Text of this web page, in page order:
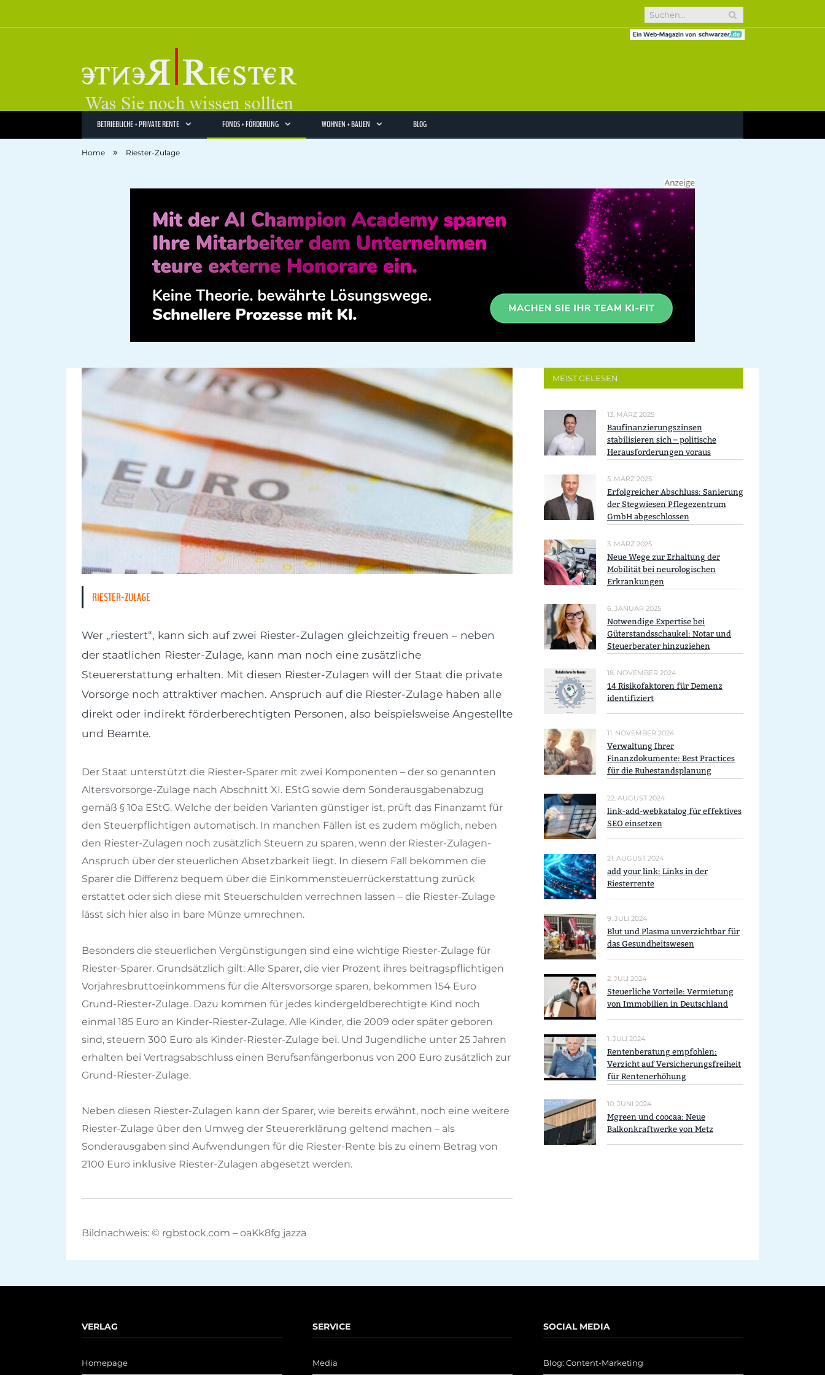
BETRIEBLICHE + PRIVATE RENTE FONDS + FÖRDERUNG WOHNEN + BAUEN BLOG
Home » Riester-Zulage
RIESTER-ZULAGE
Wer „riestert“, kann sich auf zwei Riester-Zulagen gleichzeitig freuen – neben
der staatlichen Riester-Zulage, kann man noch eine zusätzliche
Steuererstattung erhalten. Mit diesen Riester-Zulagen will der Staat die private
Vorsorge noch attraktiver machen. Anspruch auf die Riester-Zulage haben alle
direkt oder indirekt förderberechtigten Personen, also beispielsweise Angestellte
und Beamte.
Der Staat unterstützt die Riester-Sparer mit zwei Komponenten – der so genannten
Altersvorsorge-Zulage nach Abschnitt XI. EStG sowie dem Sonderausgabenabzug
gemäß § 10a EStG. Welche der beiden Varianten günstiger ist, prüft das Finanzamt für
den Steuerpflichtigen automatisch. In manchen Fällen ist es zudem möglich, neben
den Riester-Zulagen noch zusätzlich Steuern zu sparen, wenn der Riester-Zulagen-
Anspruch über der steuerlichen Absetzbarkeit liegt. In diesem Fall bekommen die
Sparer die Differenz bequem über die Einkommensteuerrückerstattung zurück
erstattet oder sich diese mit Steuerschulden verrechnen lassen – die Riester-Zulage
lässt sich hier also in bare Münze umrechnen.
Besonders die steuerlichen Vergünstigungen sind eine wichtige Riester-Zulage für
Riester-Sparer. Grundsätzlich gilt: Alle Sparer, die vier Prozent ihres beitragspflichtigen
Vorjahresbruttoeinkommens für die Altersvorsorge sparen, bekommen 154 Euro
Grund-Riester-Zulage. Dazu kommen für jedes kindergeldberechtigte Kind noch
einmal 185 Euro an Kinder-Riester-Zulage. Alle Kinder, die 2009 oder später geboren
sind, steuern 300 Euro als Kinder-Riester-Zulage bei. Und Jugendliche unter 25 Jahren
erhalten bei Vertragsabschluss einen Berufsanfängerbonus von 200 Euro zusätzlich zur
Grund-Riester-Zulage.
Neben diesen Riester-Zulagen kann der Sparer, wie bereits erwähnt, noch eine weitere
Riester-Zulage über den Umweg der Steuererklärung geltend machen – als
Sonderausgaben sind Aufwendungen für die Riester-Rente bis zu einem Betrag von
2100 Euro inklusive Riester-Zulagen abgesetzt werden.
Bildnachweis: © rgbstock.com – oaKk8fg jazza
MEIST GELESEN
13. MÄRZ 2025
Baufinanzierungszinsen
stabilisieren sich – politische
Herausforderungen voraus
5. MÄRZ 2025
Erfolgreicher Abschluss: Sanierung
der Stegwiesen Pflegezentrum
GmbH abgeschlossen
3. MÄRZ 2025
Neue Wege zur Erhaltung der
Mobilität bei neurologischen
Erkrankungen
6. JANUAR 2025
Notwendige Expertise bei
Güterstandsschaukel: Notar und
Steuerberater hinzuziehen
18. NOVEMBER 2024
14 Risikofaktoren für Demenz
identifiziert
11. NOVEMBER 2024
Verwaltung Ihrer
Finanzdokumente: Best Practices
für die Ruhestandsplanung
22. AUGUST 2024
link-add-webkatalog für effektives
SEO einsetzen
21. AUGUST 2024
add your link: Links in der
Riesterrente
9. JULI 2024
Blut und Plasma unverzichtbar für
das Gesundheitswesen
2. JULI 2024
Steuerliche Vorteile: Vermietung
von Immobilien in Deutschland
1. JULI 2024
Rentenberatung empfohlen:
Verzicht auf Versicherungsfreiheit
für Rentenerhöhung
10. JUNI 2024
Mgreen und coocaa: Neue
Balkonkraftwerke von Metz
VERLAG
Homepage
SERVICE
Media
SOCIAL MEDIA
Blog: Content-Marketing